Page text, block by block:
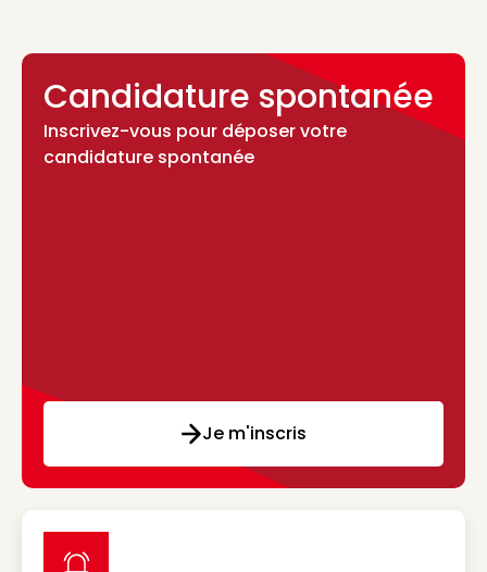
Candidature spontanée
Inscrivez-vous pour déposer votre
candidature spontanée
Je m'inscris